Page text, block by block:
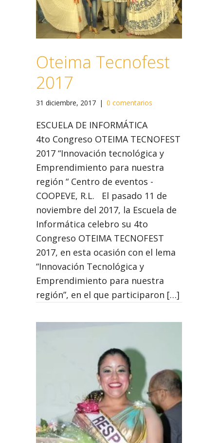
Oteima Tecnofest
2017
31 diciembre, 2017 | 0 comentarios
ESCUELA DE INFORMÁTICA
4to Congreso OTEIMA TECNOFEST
2017 “Innovación tecnológica y
Emprendimiento para nuestra
región “ Centro de eventos -
COOPEVE, R.L. El pasado 11 de
noviembre del 2017, la Escuela de
Informática celebro su 4to
Congreso OTEIMA TECNOFEST
2017, en esta ocasión con el lema
“Innovación Tecnológica y
Emprendimiento para nuestra
región”, en el que participaron […]